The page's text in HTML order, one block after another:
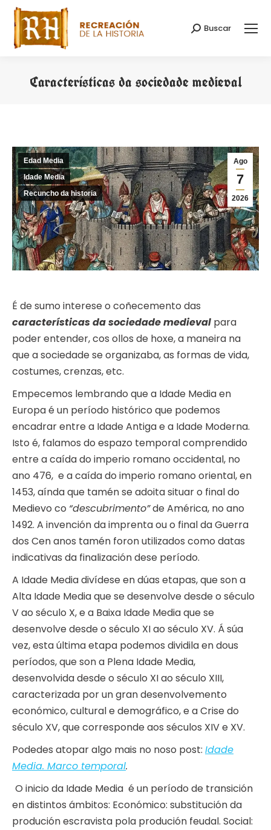
Search:
Buscar
Características da sociedade medieval
Ago
7
2026
Edad Media
Idade Media
Recuncho da historia
É de sumo interese o coñecemento das
características da sociedade medieval para
poder entender, cos ollos de hoxe, a maneira na
que a sociedade se organizaba, as formas de vida,
costumes, crenzas, etc.
Empecemos lembrando que a Idade Media en
Europa é un período histórico que podemos
encadrar entre a Idade Antiga e a Idade Moderna.
Isto é, falamos do espazo temporal comprendido
entre a caída do imperio romano occidental, no
ano 476, e a caída do imperio romano oriental, en
1453, aínda que tamén se adoita situar o final do
Medievo co “descubrimento”de América, no ano
1492. A invención da imprenta ou o final da Guerra
dos Cen anos tamén foron utilizados como datas
indicativas da finalización dese período.
A Idade Media divídese en dúas etapas, que son a
Alta Idade Media que se desenvolve desde o século
V ao século X, e a Baixa Idade Media que se
desenvolve desde o século XI ao século XV. Á súa
vez, esta última etapa podemos dividila en dous
períodos, que son a Plena Idade Media,
desenvolvida desde o século XI ao século XIII,
caracterizada por un gran desenvolvemento
económico, cultural e demográfico, e a Crise do
século XV, que corresponde aos séculos XIV e XV.
Podedes atopar algo mais no noso post: Idade
Media. Marco temporal.
O inicio da Idade Media é un período de transición
en distintos ámbitos: Económico: substitución da
produción escravista pola produción feudal. Social: